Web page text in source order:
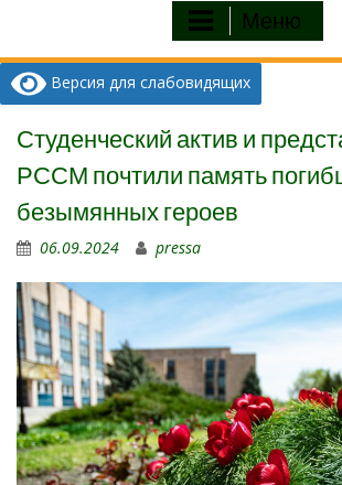
Меню
Версия для слабовидящих
Студенческий актив и
РССМ почтили память
безымянных героев
06.09.2024 pressa